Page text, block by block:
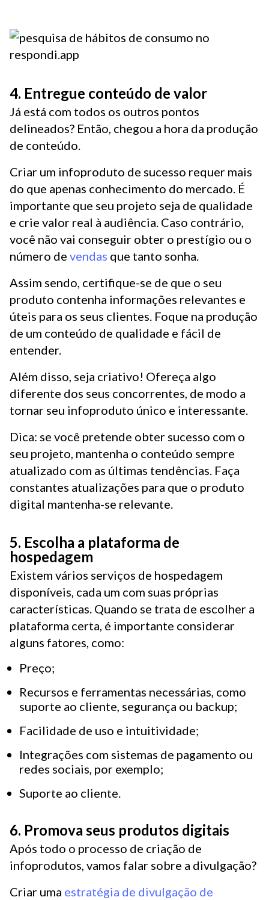
4. Entregue conteúdo de valor
Já está com todos os outros pontos
delineados? Então, chegou a hora da produção
de conteúdo.
Criar um infoproduto de sucesso requer mais
do que apenas conhecimento do mercado. É
importante que seu projeto seja de qualidade
e crie valor real à audiência. Caso contrário,
você não vai conseguir obter o prestígio ou o
número de vendas que tanto sonha.
Assim sendo, certifique-se de que o seu
produto contenha informações relevantes e
úteis para os seus clientes. Foque na produção
de um conteúdo de qualidade e fácil de
entender.
Além disso, seja criativo! Ofereça algo
diferente dos seus concorrentes, de modo a
tornar seu infoproduto único e interessante.
Dica: se você pretende obter sucesso com o
seu projeto, mantenha o conteúdo sempre
atualizado com as últimas tendências. Faça
constantes atualizações para que o produto
digital mantenha-se relevante.
5. Escolha a plataforma de
hospedagem
Existem vários serviços de hospedagem
disponíveis, cada um com suas próprias
características. Quando se trata de escolher a
plataforma certa, é importante considerar
alguns fatores, como:
Preço;
Recursos e ferramentas necessárias, como
suporte ao cliente, segurança ou backup;
Facilidade de uso e intuitividade;
Integrações com sistemas de pagamento ou
redes sociais, por exemplo;
Suporte ao cliente.
6. Promova seus produtos digitais
Após todo o processo de criação de
infoprodutos, vamos falar sobre a divulgação?
Criar uma estratégia de divulgação de